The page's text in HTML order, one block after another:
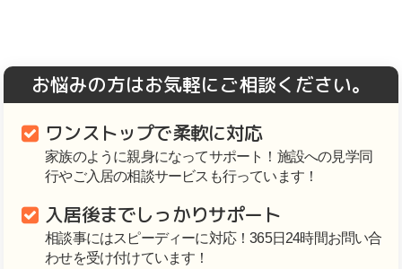
お悩みの方はお気軽にご相談ください。
ワンストップで柔軟に対応
家族のように親身になってサポート！施設への見学同
行やご入居の相談サービスも行っています！
入居後までしっかりサポート
相談事にはスピーディーに対応！365日24時間お問い合
わせを受け付けています！